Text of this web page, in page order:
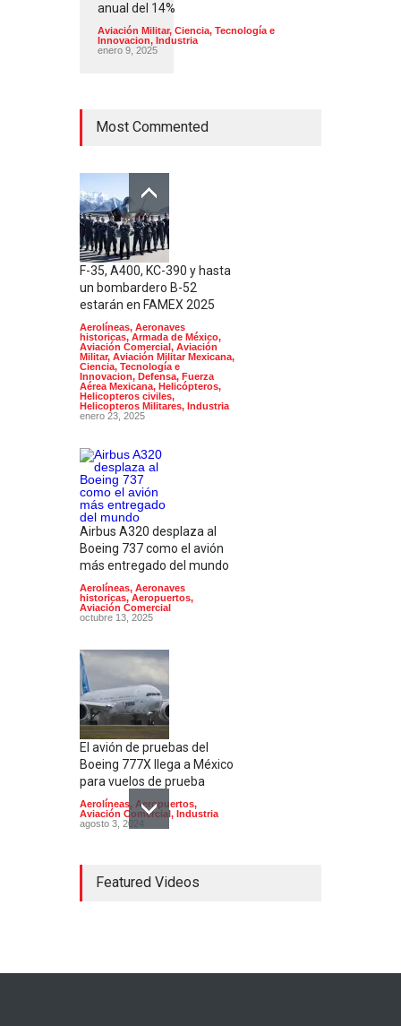
anual del 14%
Aviación Militar, Ciencia, Tecnología e
Innovacion, Industria
enero 9, 2025
Most Commented
F-35, A400, KC-390 y hasta
un bombardero B-52
estarán en FAMEX 2025
Aerolíneas, Aeronaves
historicas, Armada de México,
Aviación Comercial, Aviación
Militar, Aviación Militar Mexicana,
Ciencia, Tecnología e
Innovacion, Defensa, Fuerza
Aérea Mexicana, Helicópteros,
Helicopteros civiles,
Helicopteros Militares, Industria
enero 23, 2025
Airbus A320 desplaza al
Boeing 737 como el avión
más entregado del mundo
Aerolíneas, Aeronaves
historicas, Aeropuertos,
Aviación Comercial
octubre 13, 2025
El avión de pruebas del
Boeing 777X llega a México
para vuelos de prueba
Aerolíneas, Aeropuertos,
Aviación Comercial, Industria
agosto 3, 2024
Boeing 737 MAX 9
Featured Videos